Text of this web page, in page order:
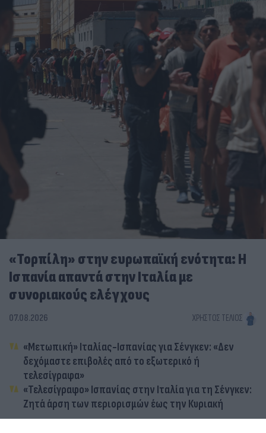
«Τορπίλη» στην ευρωπαϊκή ενότητα: Η
Ισπανία απαντά στην Ιταλία με
συνοριακούς ελέγχους
07.08.2026 ΧΡΉΣΤΟΣ ΤΈΛΙΟΣ
«Μετωπική» Ιταλίας-Ισπανίας για Σένγκεν: «Δεν
δεχόμαστε επιβολές από το εξωτερικό ή
τελεσίγραφα»
«Τελεσίγραφο» Ισπανίας στην Ιταλία για τη Σένγκεν:
Ζητά άρση των περιορισμών έως την Κυριακή